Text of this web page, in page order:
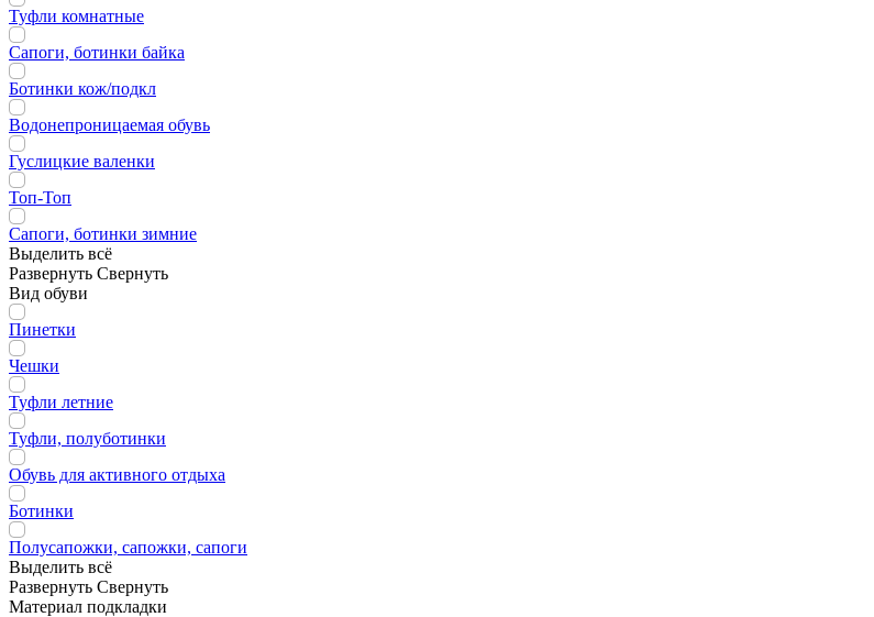
Туфли комнатные
Сапоги, ботинки байка
Ботинки кож/подкл
Водонепроницаемая обувь
Гуслицкие валенки
Топ-Топ
Сапоги, ботинки зимние
Выделить всё
Развернуть Свернуть
Вид обуви
Пинетки
Чешки
Туфли летние
Туфли, полуботинки
Обувь для активного отдыха
Ботинки
Полусапожки, сапожки, сапоги
Выделить всё
Развернуть Свернуть
Материал подкладки